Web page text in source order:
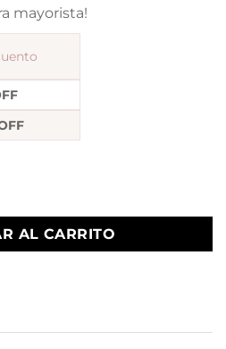
mayorista!
23 cantidad
AL CARRITO